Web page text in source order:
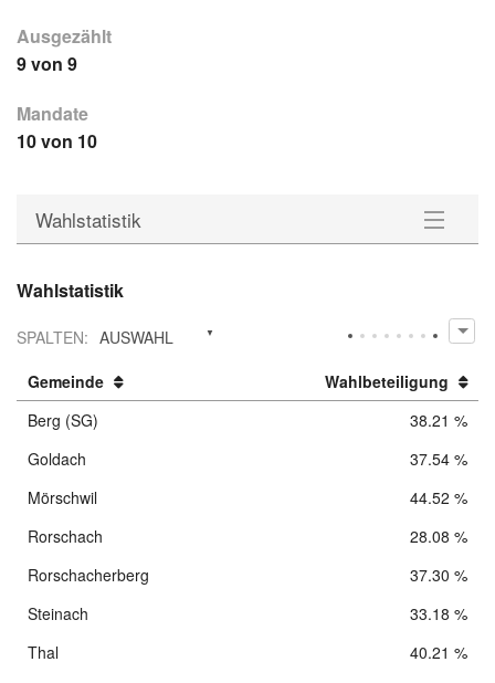
Ausgezählt
9 von 9
Mandate
10 von 10
Wahlstatistik
Kandidierende
Wahlstatistik
Downloads
Wahlstatistik
SPALTEN: AUSWAHL
Gemeinde
Wahlbeteiligung
Berg (SG)
38.21 %
Goldach
37.54 %
Mörschwil
44.52 %
Rorschach
28.08 %
Rorschacherberg
37.30 %
Steinach
33.18 %
Thal
40.21 %